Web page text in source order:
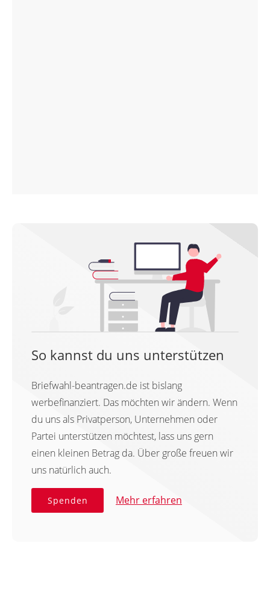
So kannst du uns unterstützen
Briefwahl-beantragen.de ist bislang
werbefinanziert. Das möchten wir ändern. Wenn
du uns als Privatperson, Unternehmen oder
Partei unterstützen möchtest, lass uns gern
einen kleinen Betrag da. Über große freuen wir
uns natürlich auch.
Spenden Mehr erfahren